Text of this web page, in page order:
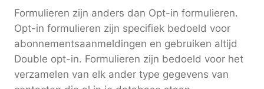
Formulieren zijn anders dan Opt-in formulieren.
Opt-in formulieren zijn specifiek bedoeld voor
abonnementsaanmeldingen en gebruiken altijd
Double opt-in. Formulieren zijn bedoeld voor het
verzamelen van elk ander type gegevens van